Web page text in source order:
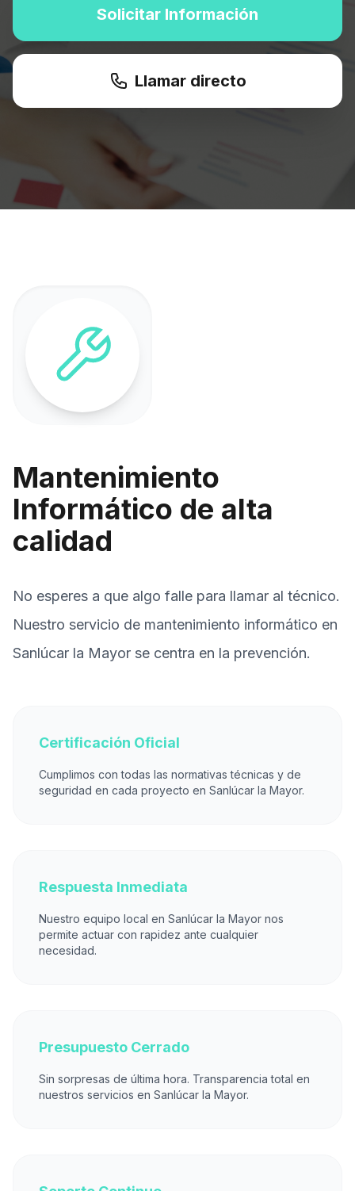
Solicitar Información
Llamar directo
Mantenimiento
Informático de alta
calidad
No esperes a que algo falle para llamar al técnico.
Nuestro servicio de mantenimiento informático en
Sanlúcar la Mayor se centra en la prevención.
Certificación Oficial
Cumplimos con todas las normativas técnicas y de
seguridad en cada proyecto en Sanlúcar la Mayor.
Respuesta Inmediata
Nuestro equipo local en Sanlúcar la Mayor nos
permite actuar con rapidez ante cualquier
necesidad.
Presupuesto Cerrado
Sin sorpresas de última hora. Transparencia total en
nuestros servicios en Sanlúcar la Mayor.